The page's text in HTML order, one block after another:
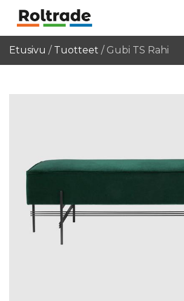
Etusivu / Tuotteet / Gubi TS Rahi